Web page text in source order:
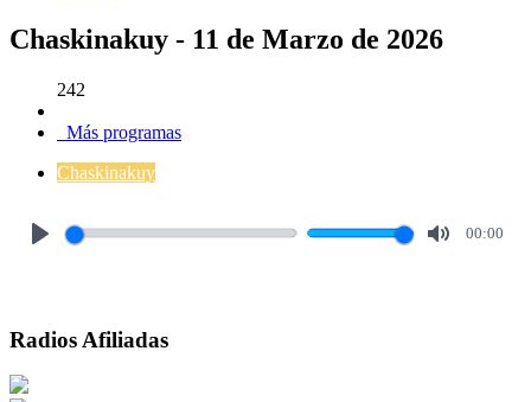
Chaskinakuy - 11 de Marzo de 2026
242
Más programas
Chaskinakuy
00:00
Radios Afiliadas